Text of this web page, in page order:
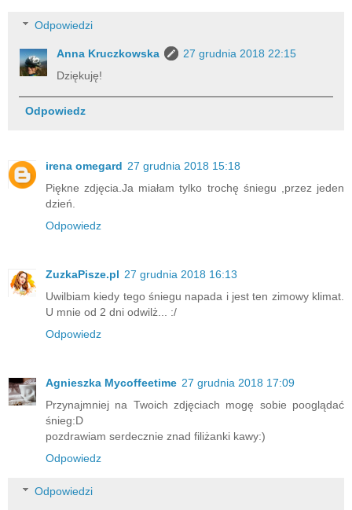
Odpowiedzi
Anna Kruczkowska
27 grudnia 2018 22:15
Dziękuję!
Odpowiedz
irena omegard 27 grudnia 2018 15:18
Piękne zdjęcia.Ja miałam tylko trochę śniegu ,przez jeden
dzień.
Odpowiedz
ZuzkaPisze.pl 27 grudnia 2018 16:13
Uwilbiam kiedy tego śniegu napada i jest ten zimowy klimat.
U mnie od 2 dni odwilż... :/
Odpowiedz
Agnieszka Mycoffeetime 27 grudnia 2018 17:09
Przynajmniej na Twoich zdjęciach mogę sobie pooglądać
śnieg:D
pozdrawiam serdecznie znad filiżanki kawy:)
Odpowiedz
Odpowiedzi